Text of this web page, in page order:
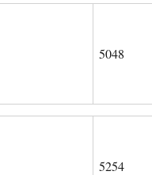
5048
5254